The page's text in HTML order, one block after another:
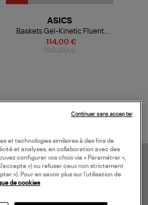
114,00 €
ASICS
Baskets Gel-Kinetic Fluent
Gris
et technologies similaires à des fins de
et analyses, en collaboration avec des
configurer vos choix via « Paramétrer »,
») ou refuser ceux non strictement
»). Pour en savoir plus sur l’utilisation de
de cookies
Continuer sans accepter